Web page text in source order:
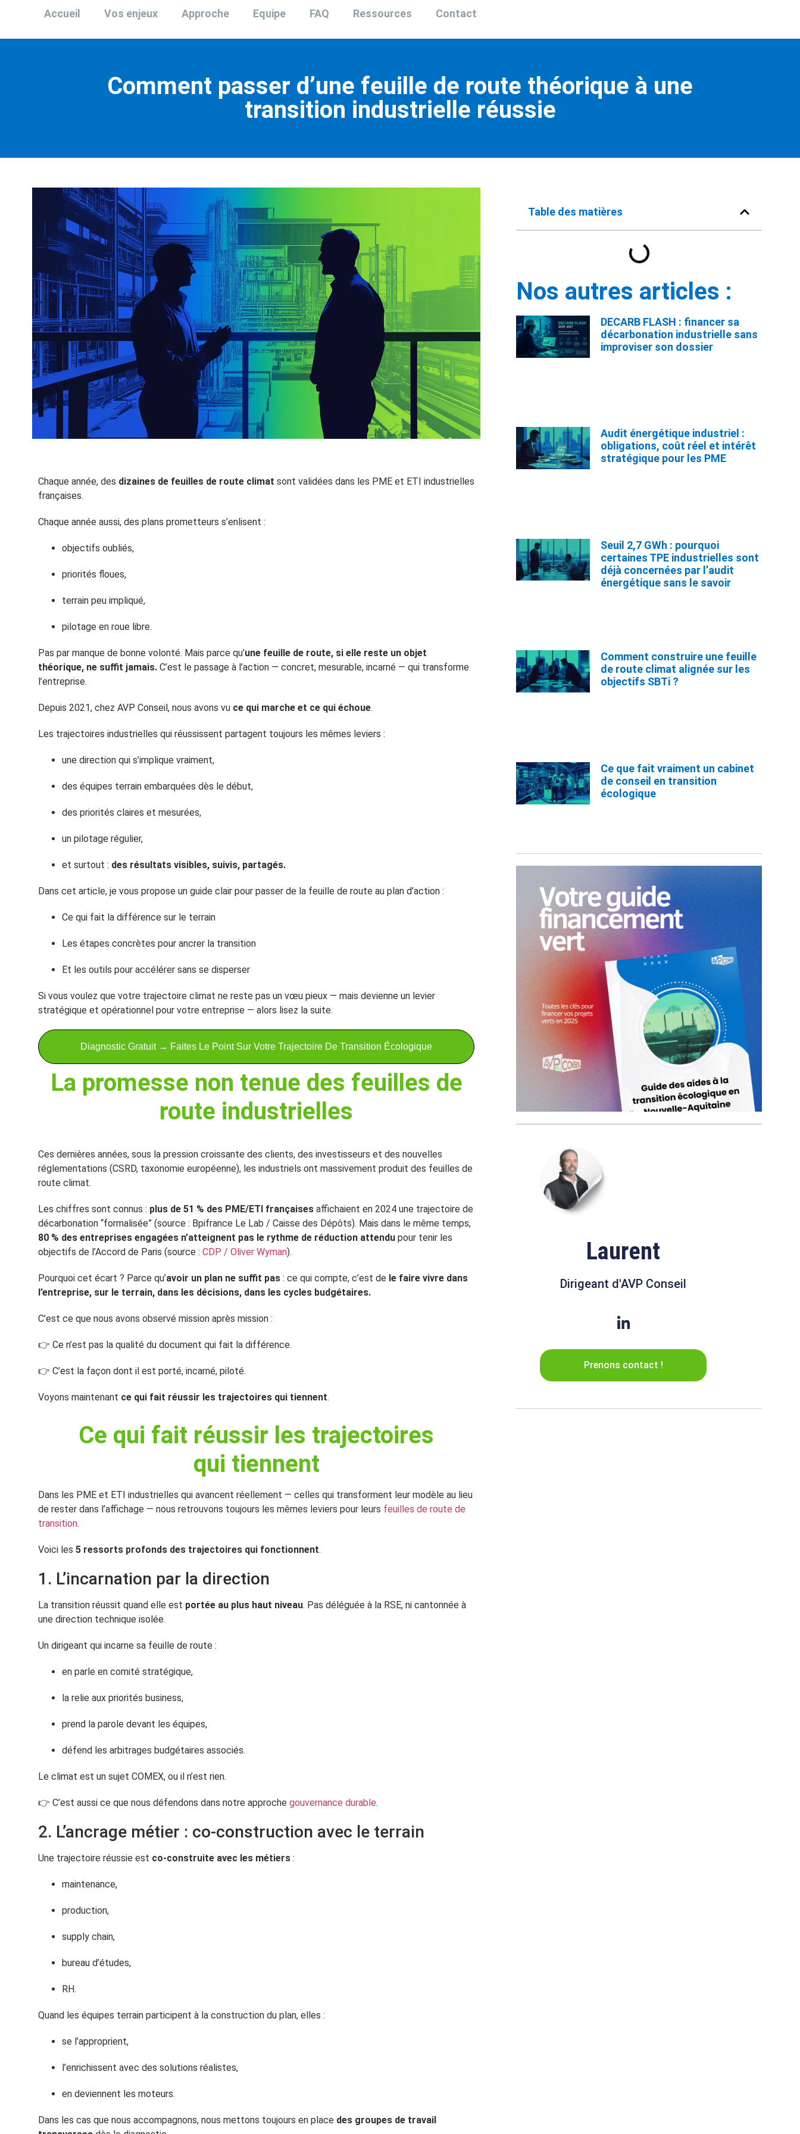
Accueil Vos enjeux Approche Equipe FAQ Ressources Contact
Comment passer d’une feuille de route théorique à une
transition industrielle réussie
Chaque année, des dizaines de feuilles de route climat sont validées dans les PME et ETI industrielles
françaises.
Chaque année aussi, des plans prometteurs s’enlisent :
objectifs oubliés,
priorités floues,
terrain peu impliqué,
pilotage en roue libre.
Pas par manque de bonne volonté. Mais parce qu’une feuille de route, si elle reste un objet
théorique, ne suffit jamais. C’est le passage à l’action — concret, mesurable, incarné — qui transforme
l’entreprise.
Depuis 2021, chez AVP Conseil, nous avons vu ce qui marche et ce qui échoue.
Les trajectoires industrielles qui réussissent partagent toujours les mêmes leviers :
une direction qui s’implique vraiment,
des équipes terrain embarquées dès le début,
des priorités claires et mesurées,
un pilotage régulier,
et surtout : des résultats visibles, suivis, partagés.
Dans cet article, je vous propose un guide clair pour passer de la feuille de route au plan d’action :
Ce qui fait la différence sur le terrain
Les étapes concrètes pour ancrer la transition
Et les outils pour accélérer sans se disperser
Si vous voulez que votre trajectoire climat ne reste pas un vœu pieux — mais devienne un levier
stratégique et opérationnel pour votre entreprise — alors lisez la suite.
Diagnostic Gratuit → Faites Le Point Sur Votre Trajectoire De Transition Écologique
La promesse non tenue des feuilles de
route industrielles
Ces dernières années, sous la pression croissante des clients, des investisseurs et des nouvelles
réglementations (CSRD, taxonomie européenne), les industriels ont massivement produit des feuilles de
route climat.
Les chiffres sont connus : plus de 51 % des PME/ETI françaisesaffichaient en 2024 une trajectoire de
décarbonation “formalisée” (source : Bpifrance Le Lab / Caisse des Dépôts). Mais dans le même temps,
80 % des entreprises engagées n’atteignent pas le rythme de réduction attendupour tenir les
objectifs de l’Accord de Paris (source : CDP / Oliver Wyman).
Pourquoi cet écart ? Parce qu’avoir un plan ne suffit pas: ce qui compte, c’est de le faire vivre dans
l’entreprise, sur le terrain, dans les décisions, dans les cycles budgétaires.
C’est ce que nous avons observé mission après mission :
👉 Ce n’est pas la qualité du document qui fait la différence.
👉 C’est la façon dont il est porté, incarné, piloté.
Voyons maintenant ce qui fait réussir les trajectoires qui tiennent.
Ce qui fait réussir les trajectoires
qui tiennent
Dans les PME et ETI industrielles qui avancent réellement — celles qui transforment leur modèle au lieu
de rester dans l’affichage — nous retrouvons toujours les mêmes leviers pour leurs feuilles de route de
transition.
Voici les 5 ressorts profonds des trajectoires qui fonctionnent.
1. L’incarnation par la direction
La transition réussit quand elle est portée au plus haut niveau. Pas déléguée à la RSE, ni cantonnée à
une direction technique isolée.
Un dirigeant qui incarne sa feuille de route :
en parle en comité stratégique,
la relie aux priorités business,
prend la parole devant les équipes,
défend les arbitrages budgétaires associés.
Le climat est un sujet COMEX, ou il n’est rien.
👉 C’est aussi ce que nous défendons dans notre approche gouvernance durable.
2. L’ancrage métier : co-construction avec le terrain
Une trajectoire réussie est co-construite avec les métiers:
maintenance,
production,
supply chain,
bureau d’études,
RH.
Quand les équipes terrain participent à la construction du plan, elles :
se l’approprient,
l’enrichissent avec des solutions réalistes,
en deviennent les moteurs.
Dans les cas que nous accompagnons, nous mettons toujours en place des groupes de travail
Table des matières
Nos autres articles :
DECARB FLASH : financer sa
décarbonation industrielle sans
improviser son dossier
Audit énergétique industriel :
obligations, coût réel et intérêt
stratégique pour les PME
Seuil 2,7 GWh : pourquoi
certaines TPE industrielles sont
déjà concernées par l’audit
énergétique sans le savoir
Comment construire une feuille
de route climat alignée sur les
objectifs SBTi ?
Ce que fait vraiment un cabinet
de conseil en transition
écologique
Laurent
Dirigeant d'AVP Conseil
Prenons contact !